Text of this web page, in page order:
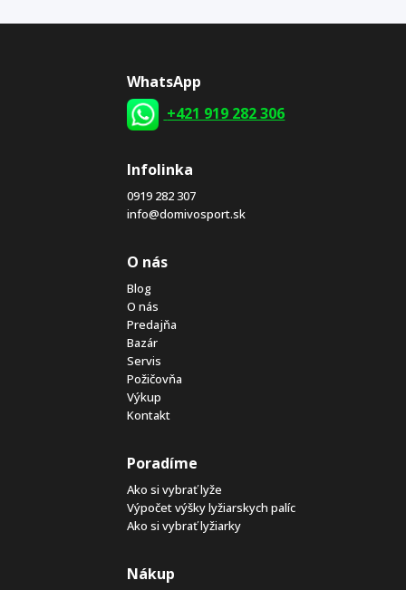
WhatsApp
+421 919 282 306
Infolinka
0919 282 307
info@domivosport.sk
O nás
Blog
O nás
Predajňa
Bazár
Servis
Požičovňa
Výkup
Kontakt
Poradíme
Ako si vybrať lyže
Výpočet výšky lyžiarskych palíc
Ako si vybrať lyžiarky
Nákup